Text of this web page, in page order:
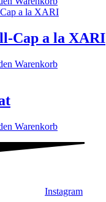
Cap a la XARI
Warenkorb
Warenkorb
Instagram